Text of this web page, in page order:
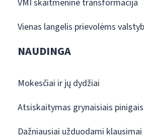
VMI skaitmeninė transformacija
Vienas langelis prievolėms
NAUDINGA
Mokesčiai ir jų dydžiai
Atsiskaitymas grynaisiais pinigais
Dažniausiai užduodami klausimai